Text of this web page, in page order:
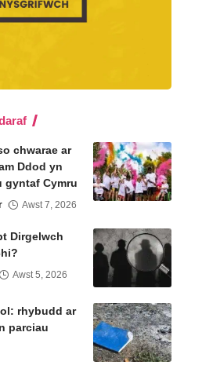
chwarae ar
Ddod yn
gyntaf Cymru
Awst 7, 2026
Dirgelwch
Awst 5, 2026
rhybudd ar
parciau